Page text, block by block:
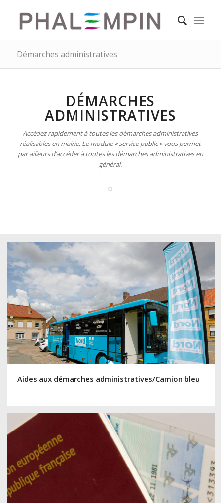
Démarches administratives
DÉMARCHES
ADMINISTRATIVES
Accédez rapidement à toutes les démarches administratives
réalisables en mairie. Le module « service public » vous permet
par ailleurs d’accéder à toutes les démarches administratives en
général.
Aides aux démarches administratives/Camion bleu